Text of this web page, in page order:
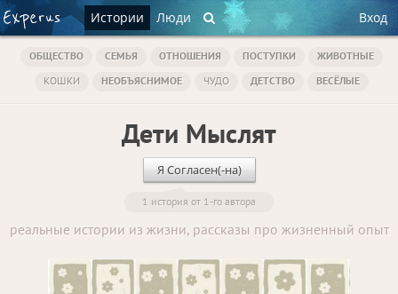
Истории Люди Вход
ОБЩЕСТВО СЕМЬЯ ОТНОШЕНИЯ ПОСТУПКИ
ЖИВОТНЫЕ
КОШКИ
НЕОБЪЯСНИМОЕ ЧУДО ДЕТСТВО ВЕСЁЛЫЕ
Дети Мыслят
Я Согласен(-на)
1 история от 1-го автора
реальные истории из жизни, рассказы про жизненный опыт